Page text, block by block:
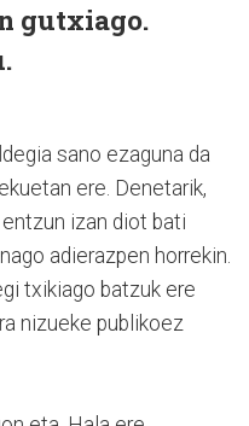
gutxiago.
sano ezaguna da
ere. Denetarik,
izan diot bati
adierazpen horrekin.
txikiago batzuk ere
nizueke publikoez